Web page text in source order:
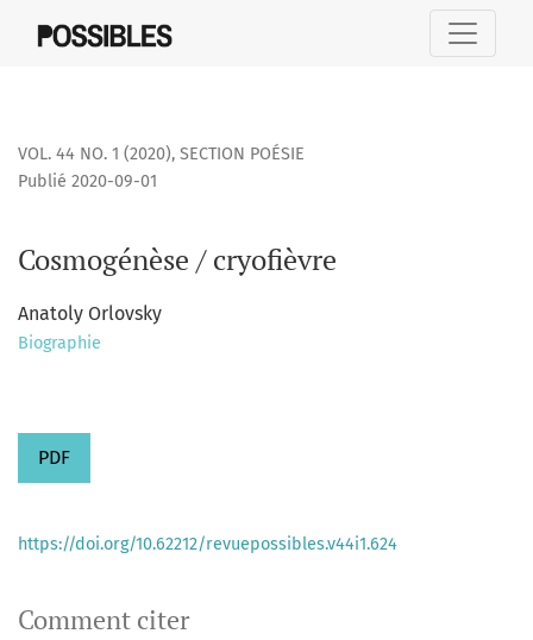
VOL. 44 NO. 1 (2020), SECTION POÉSIE
Cosmogénèse / cryofièvre
Publié 2020-09-01
Anatoly Orlovsky
Biographie
PDF
Comment citer
https://doi.org/10.62212/revuepossibles.v44i1.624